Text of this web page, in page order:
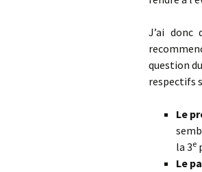
J’ai donc
question
respectifs
Le
la 3e
Le